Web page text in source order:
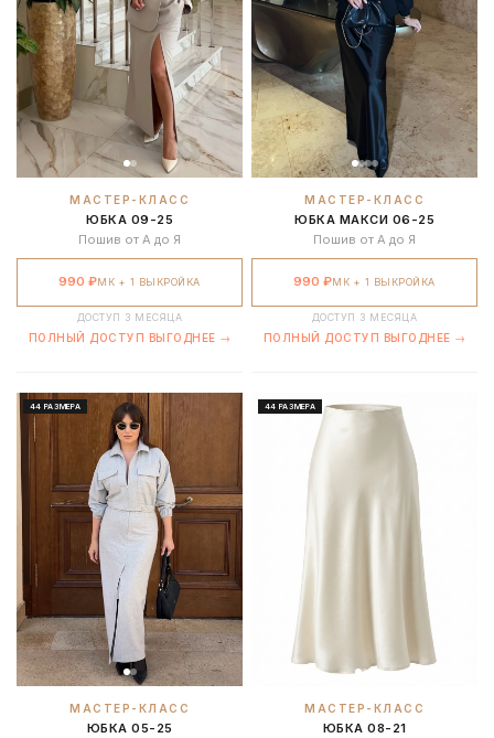
Получить полный доступ
Купить только этот курс
МАСТЕР-КЛАСС
ЮБКА 09-25
Пошив от А до Я
990 ₽МК + 1 ВЫКРОЙКА
ДОСТУП 3 МЕСЯЦА
ПОЛНЫЙ ДОСТУП ВЫГОДНЕЕ →
МАСТЕР-КЛАСС
ЮБКА МАКСИ 06-25
Пошив от А до Я
990 ₽МК + 1 ВЫКРОЙКА
ДОСТУП 3 МЕСЯЦА
ПОЛНЫЙ ДОСТУП ВЫГОДНЕЕ →
44 РАЗМЕРА
МАСТЕР-КЛАСС
ЮБКА 05-25
44 РАЗМЕРА
МАСТЕР-КЛАСС
ЮБКА 08-21